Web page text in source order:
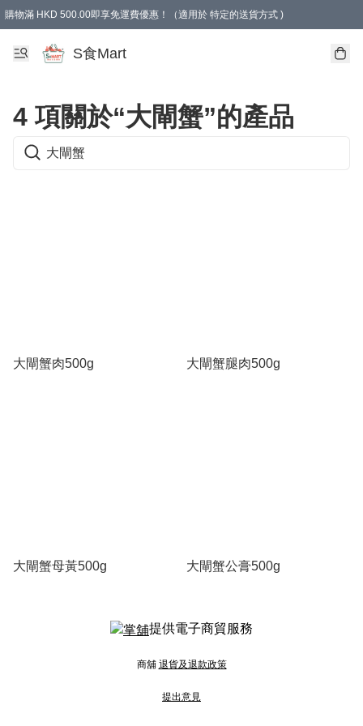
購物滿 HKD 500.00即享免運費優惠！（適用於 特定的送貨方式 )
S食Mart
4 項關於“大閘蟹”的產品
大閘蟹肉500g 大閘蟹腿肉500g
大閘蟹母黃500g 大閘蟹公膏500g
提供電子商貿服務
商舖 退貨及退款政策
提出意見